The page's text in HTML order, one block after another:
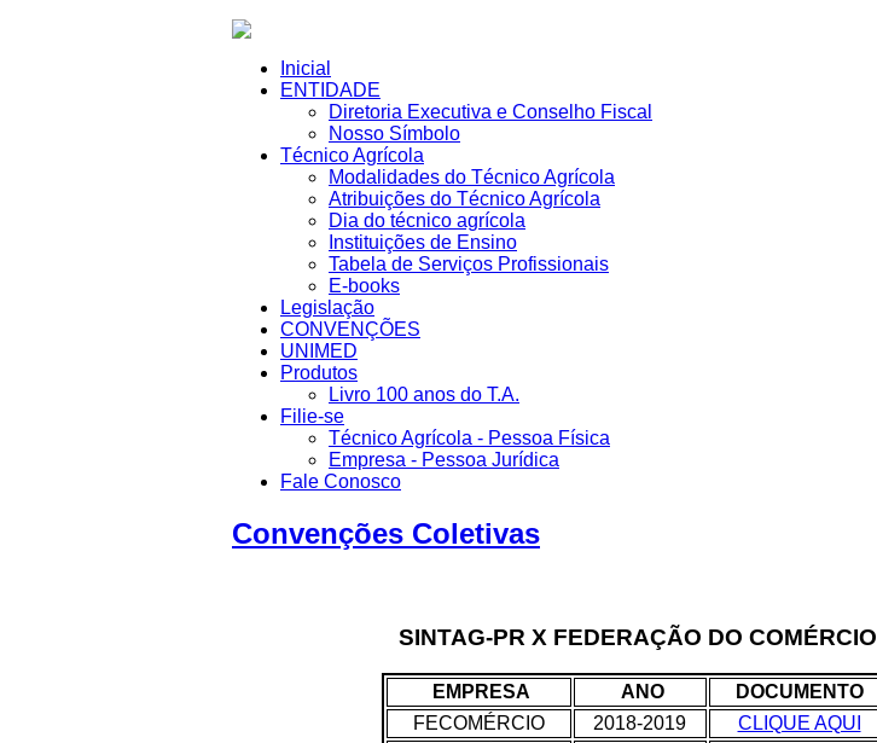
Inicial
ENTIDADE
Diretoria Executiva e Conselho Fiscal
Nosso Símbolo
Técnico Agrícola
Modalidades do Técnico Agrícola
Atribuições do Técnico Agrícola
Dia do técnico agrícola
Instituições de Ensino
Tabela de Serviços Profissionais
E-books
Legislação
CONVENÇÕES
UNIMED
Produtos
Livro 100 anos do T.A.
Filie-se
Técnico Agrícola - Pessoa Física
Empresa - Pessoa Jurídica
Fale Conosco
Convenções Coletivas
SINTAG-PR X FEDERAÇÃO DO COMÉRCIO
EMPRESA ANO
DOCUMENTO
FECOMÉRCIO
2018-2019
CLIQUE AQUI